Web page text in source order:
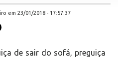
em 23/01/2018 - 17:57:37
de sair do sofá, preguiça